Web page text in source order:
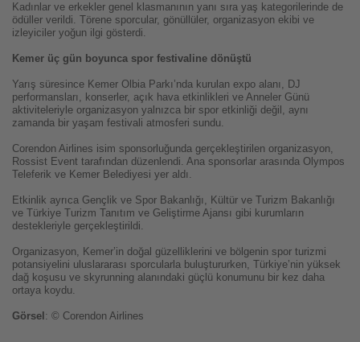
Kadınlar ve erkekler genel klasmanının yanı sıra yaş kategorilerinde de
ödüller verildi. Törene sporcular, gönüllüler, organizasyon ekibi ve
izleyiciler yoğun ilgi gösterdi.
Kemer üç gün boyunca spor festivaline dönüştü
Yarış süresince Kemer Olbia Parkı’nda kurulan expo alanı, DJ
performansları, konserler, açık hava etkinlikleri ve Anneler Günü
aktiviteleriyle organizasyon yalnızca bir spor etkinliği değil, aynı
zamanda bir yaşam festivali atmosferi sundu.
Corendon Airlines isim sponsorluğunda gerçekleştirilen organizasyon,
Rossist Event tarafından düzenlendi. Ana sponsorlar arasında Olympos
Teleferik ve Kemer Belediyesi yer aldı.
Etkinlik ayrıca Gençlik ve Spor Bakanlığı, Kültür ve Turizm Bakanlığı
ve Türkiye Turizm Tanıtım ve Geliştirme Ajansı gibi kurumların
destekleriyle gerçekleştirildi.
Organizasyon, Kemer’in doğal güzelliklerini ve bölgenin spor turizmi
potansiyelini uluslararası sporcularla buluştururken, Türkiye’nin yüksek
dağ koşusu ve skyrunning alanındaki güçlü konumunu bir kez daha
ortaya koydu.
Görsel : © Corendon Airlines